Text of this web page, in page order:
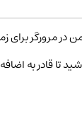
در مرورگر برای
تا قادر به